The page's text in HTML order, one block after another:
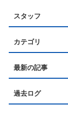
スタッフ
カテゴリ
最新の記事
過去ログ